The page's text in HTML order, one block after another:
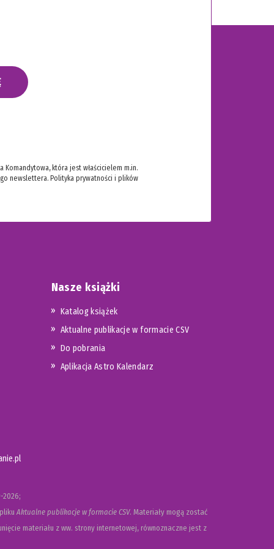
która jest właścicielem m.in.
newslettera. Polityka prywatności i plików
Nasze książki
Katalog książek
Aktualne publikacje w formacie CSV
Do pobrania
Aplikacja Astro Kalendarz
2026;
Aktualne publikacje w formacie CSV. Materiały mogą zostać
materiału z ww. strony internetowej, równoznaczne jest z